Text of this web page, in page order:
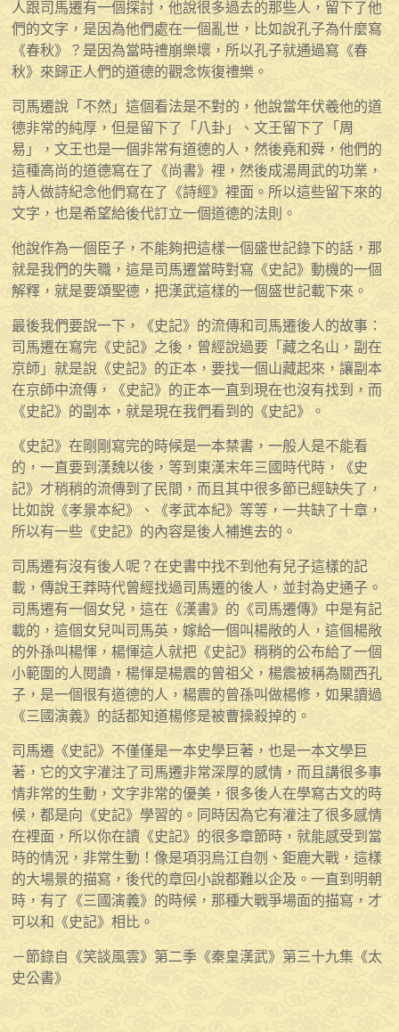
人跟司馬遷有一個探討，他說很多過去的那些人，留下了他
們的文字，是因為他們處在一個亂世，比如說孔子為什麼寫
《春秋》？是因為當時禮崩樂壞，所以孔子就通過寫《春
秋》來歸正人們的道德的觀念恢復禮樂。
司馬遷說「不然」這個看法是不對的，他說當年伏羲他的道
德非常的純厚，但是留下了「八卦」、文王留下了「周
易」，文王也是一個非常有道德的人，然後堯和舜，他們的
這種高尚的道德寫在了《尚書》裡，然後成湯周武的功業，
詩人做詩紀念他們寫在了《詩經》裡面。所以這些留下來的
文字，也是希望給後代訂立一個道德的法則。
他說作為一個臣子，不能夠把這樣一個盛世記錄下的話，那
就是我們的失職，這是司馬遷當時對寫《史記》動機的一個
解釋，就是要頌聖德，把漢武這樣的一個盛世記載下來。
最後我們要說一下，《史記》的流傳和司馬遷後人的故事：
司馬遷在寫完《史記》之後，曾經說過要「藏之名山，副在
京師」就是說《史記》的正本，要找一個山藏起來，讓副本
在京師中流傳，《史記》的正本一直到現在也沒有找到，而
《史記》的副本，就是現在我們看到的《史記》。
《史記》在剛剛寫完的時候是一本禁書，一般人是不能看
的，一直要到漢魏以後，等到東漢末年三國時代時，《史
記》才稍稍的流傳到了民間，而且其中很多節已經缺失了，
比如說《孝景本紀》、《孝武本紀》等等，一共缺了十章，
所以有一些《史記》的內容是後人補進去的。
司馬遷有沒有後人呢？在史書中找不到他有兒子這樣的記
載，傳說王莽時代曾經找過司馬遷的後人，並封為史通子。
司馬遷有一個女兒，這在《漢書》的《司馬遷傳》中是有記
載的，這個女兒叫司馬英，嫁給一個叫楊敞的人，這個楊敞
的外孫叫楊惲，楊惲這人就把《史記》稍稍的公布給了一個
小範圍的人閱讀，楊惲是楊震的曾祖父，楊震被稱為關西孔
子，是一個很有道德的人，楊震的曾孫叫做楊修，如果讀過
《三國演義》的話都知道楊修是被曹操殺掉的。
司馬遷《史記》不僅僅是一本史學巨著，也是一本文學巨
著，它的文字灌注了司馬遷非常深厚的感情，而且講很多事
情非常的生動，文字非常的優美，很多後人在學寫古文的時
候，都是向《史記》學習的。同時因為它有灌注了很多感情
在裡面，所以你在讀《史記》的很多章節時，就能感受到當
時的情況，非常生動！像是項羽烏江自刎、鉅鹿大戰，這樣
的大場景的描寫，後代的章回小說都難以企及。一直到明朝
時，有了《三國演義》的時候，那種大戰爭場面的描寫，才
可以和《史記》相比。
－節錄自《笑談風雲》第二季《秦皇漢武》第三十九集《太
史公書》